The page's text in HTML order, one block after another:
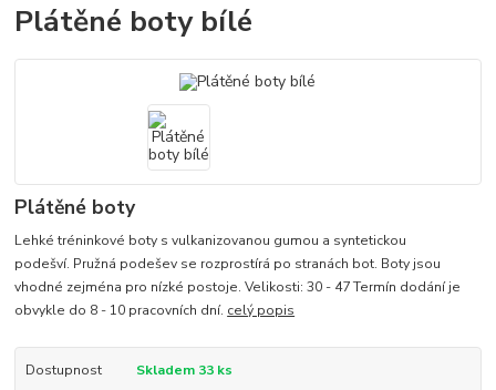
Plátěné boty bílé
Plátěné boty
Lehké tréninkové boty s vulkanizovanou gumou a syntetickou
podešví. Pružná podešev se rozprostírá po stranách bot. Boty jsou
vhodné zejména pro nízké postoje. Velikosti: 30 - 47 Termín dodání je
obvykle do 8 - 10 pracovních dní. celý popis
Dostupnost
Skladem 33 ks